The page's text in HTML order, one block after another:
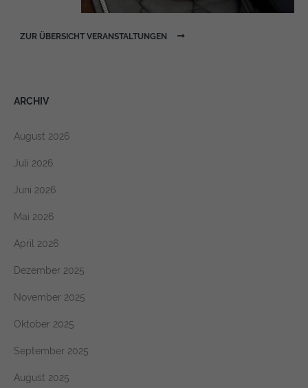
ARCHIV
August 2026
Juli 2026
Juni 2026
Mai 2026
April 2026
Dezember 2025
November 2025
Oktober 2025
September 2025
August 2025
ZUR ÜBERSICHT VERANSTALTUNGEN
https://policies.google.com/privacy